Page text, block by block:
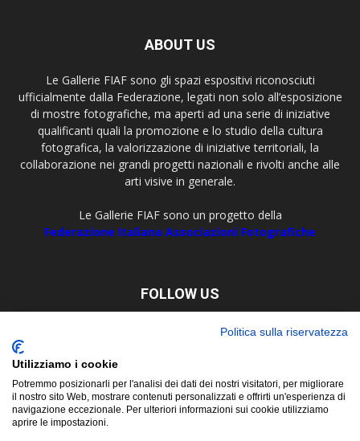
ABOUT US
Le Gallerie FIAF sono gli spazi espositivi riconosciuti
ufficialmente dalla Federazione, legati non solo all’esposizione
di mostre fotografiche, ma aperti ad una serie di iniziative
qualificanti quali la promozione e lo studio della cultura
fotografica, la valorizzazione di iniziative territoriali, la
collaborazione nei grandi progetti nazionali e rivolti anche alle
arti visive in generale.
Le Gallerie FIAF sono un progetto della
Federazione Italiana Associazioni Fotografiche
FOLLOW US
Politica sulla riservatezza
Utilizziamo i cookie
Potremmo posizionarli per l'analisi dei dati dei nostri visitatori, per migliorare
il nostro sito Web, mostrare contenuti personalizzati e offrirti un'esperienza di
navigazione eccezionale. Per ulteriori informazioni sui cookie utilizziamo
aprire le impostazioni.